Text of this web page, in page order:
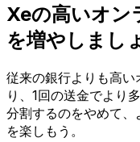
Xeの高いオン
を増やしまし
従来の銀行よりも高
り、1回の送金でより
分割するのをやめて
を楽しもう。